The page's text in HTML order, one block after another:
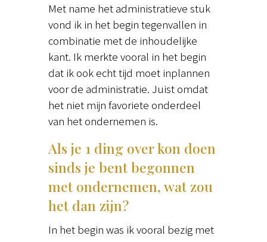
Met name het administratieve stuk
vond ik in het begin tegenvallen in
combinatie met de inhoudelijke
kant. Ik merkte vooral in het begin
dat ik ook echt tijd moet inplannen
voor de administratie. Juist omdat
het niet mijn favoriete onderdeel
van het ondernemen is.
Als je 1 ding over kon doen
sinds je bent begonnen
met ondernemen, wat zou
het dan zijn?
In het begin was ik vooral bezig met